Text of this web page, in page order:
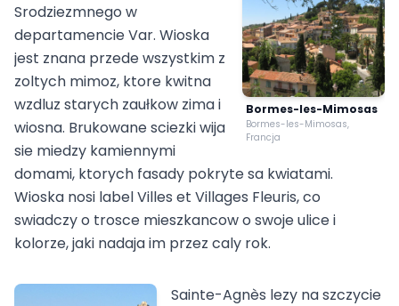
Bormes-les-Mimosas
Bormes-les-Mimosas,
Francja
Srodziezmnego w
departamencie Var. Wioska
jest znana przede wszystkim z
zoltych mimoz, ktore kwitna
wzdluz starych zaułkow zima i
wiosna. Brukowane sciezki wija
sie miedzy kamiennymi
domami, ktorych fasady pokryte sa kwiatami.
Wioska nosi label Villes et Villages Fleuris, co
swiadczy o trosce mieszkancow o swoje ulice i
kolorze, jaki nadaja im przez caly rok.
Sainte-Agnès lezy na szczycie